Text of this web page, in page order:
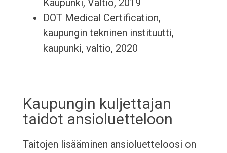
Kaupunki, Valtio, 2019
DOT Medical Certification,
kaupungin tekninen instituutti,
kaupunki, valtio, 2020
Kaupungin kuljettajan
taidot ansioluetteloon
Taitojen lisääminen ansioluetteloosi on